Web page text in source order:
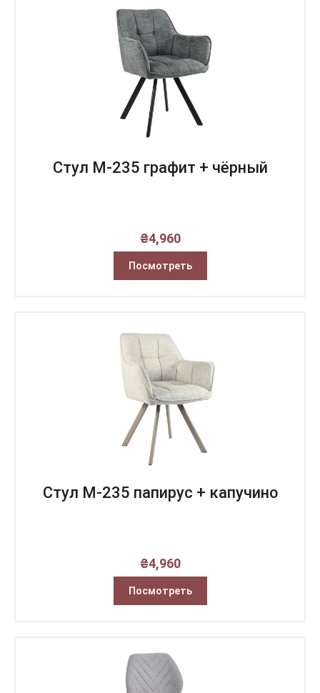
Стул M-235 графит + чёрный
₴4,960
Посмотреть
Стул M-235 папирус + капучино
₴4,960
Посмотреть